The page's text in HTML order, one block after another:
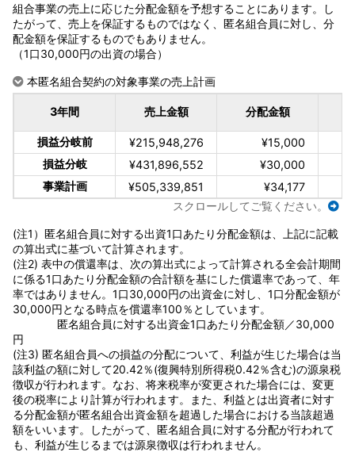
組合事業の売上に応じた分配金額を予想することにあります。し
たがって、売上を保証するものではなく、匿名組合員に対し、分
配金額を保証するものでもありません。
（1口30,000円の出資の場合）
本匿名組合契約の対象事業の売上計画
3年間 売上金額 分配金額
損益分岐前 ¥215,948,276
¥15,000
損益分岐
¥431,896,552
¥30,000
事業計画
¥505,339,851
¥34,177
スクロールしてご覧ください。
(注1）匿名組合員に対する出資1口あたり分配金額は、上記に記載
の算出式に基づいて計算されます。
(注2) 表中の償還率は、次の算出式によって計算される全会計期間
に係る1口あたり分配金額の合計額を基にした償還率であって、年
率ではありません。1口30,000円の出資金に対し、1口分配金額が
30,000円となる時点を償還率100％としています。
匿名組合員に対する出資金1口あたり分配金額／30,000
円
(注3) 匿名組合員への損益の分配について、利益が生じた場合は当
該利益の額に対して20.42％(復興特別所得税0.42％含む)の源泉税
徴収が行われます。なお、将来税率が変更された場合には、変更
後の税率により計算が行われます。また、利益とは出資者に対す
る分配金額が匿名組合出資金額を超過した場合における当該超過
額をいいます。したがって、匿名組合員に対する分配が行われて
も、利益が生じるまでは源泉徴収は行われません。